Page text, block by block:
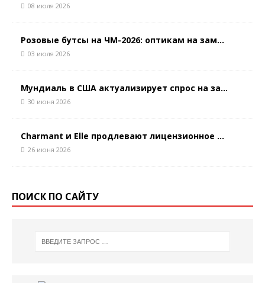
08 июля 2026
Розовые бутсы на ЧМ-2026: оптикам на зам...
03 июля 2026
Мундиаль в США актуализирует спрос на за...
30 июня 2026
Charmant и Elle продлевают лицензионное ...
26 июня 2026
ПОИСК ПО САЙТУ